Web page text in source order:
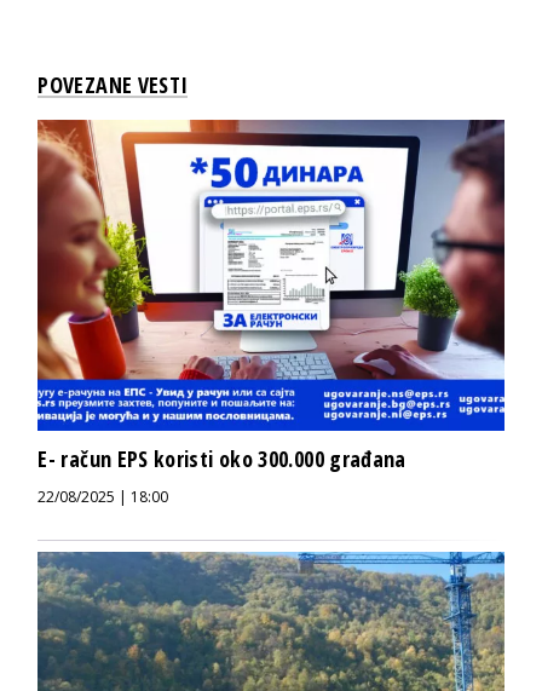
POVEZANE VESTI
E- račun EPS koristi oko 300.000 građana
22/08/2025 | 18:00